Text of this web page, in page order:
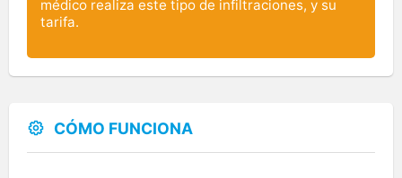
médico realiza este tipo de infiltraciones, y su
tarifa.
CÓMO FUNCIONA